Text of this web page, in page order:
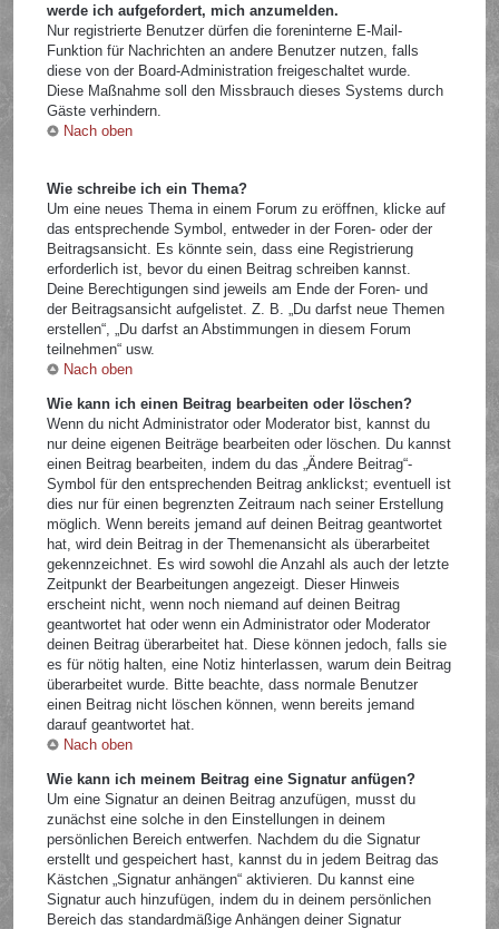
werde ich aufgefordert, mich anzumelden.
Nur registrierte Benutzer dürfen die foreninterne E-Mail-
Funktion für Nachrichten an andere Benutzer nutzen, falls
diese von der Board-Administration freigeschaltet wurde.
Diese Maßnahme soll den Missbrauch dieses Systems durch
Gäste verhindern.
Nach oben
Wie schreibe ich ein Thema?
Um eine neues Thema in einem Forum zu eröffnen, klicke auf
das entsprechende Symbol, entweder in der Foren- oder der
Beitragsansicht. Es könnte sein, dass eine Registrierung
erforderlich ist, bevor du einen Beitrag schreiben kannst.
Deine Berechtigungen sind jeweils am Ende der Foren- und
der Beitragsansicht aufgelistet. Z. B. „Du darfst neue Themen
erstellen“, „Du darfst an Abstimmungen in diesem Forum
teilnehmen“ usw.
Nach oben
Wie kann ich einen Beitrag bearbeiten oder löschen?
Wenn du nicht Administrator oder Moderator bist, kannst du
nur deine eigenen Beiträge bearbeiten oder löschen. Du kannst
einen Beitrag bearbeiten, indem du das „Ändere Beitrag“-
Symbol für den entsprechenden Beitrag anklickst; eventuell ist
dies nur für einen begrenzten Zeitraum nach seiner Erstellung
möglich. Wenn bereits jemand auf deinen Beitrag geantwortet
hat, wird dein Beitrag in der Themenansicht als überarbeitet
gekennzeichnet. Es wird sowohl die Anzahl als auch der letzte
Zeitpunkt der Bearbeitungen angezeigt. Dieser Hinweis
erscheint nicht, wenn noch niemand auf deinen Beitrag
geantwortet hat oder wenn ein Administrator oder Moderator
deinen Beitrag überarbeitet hat. Diese können jedoch, falls sie
es für nötig halten, eine Notiz hinterlassen, warum dein Beitrag
überarbeitet wurde. Bitte beachte, dass normale Benutzer
einen Beitrag nicht löschen können, wenn bereits jemand
darauf geantwortet hat.
Nach oben
Wie kann ich meinem Beitrag eine Signatur anfügen?
Um eine Signatur an deinen Beitrag anzufügen, musst du
zunächst eine solche in den Einstellungen in deinem
persönlichen Bereich entwerfen. Nachdem du die Signatur
erstellt und gespeichert hast, kannst du in jedem Beitrag das
Kästchen „Signatur anhängen“ aktivieren. Du kannst eine
Signatur auch hinzufügen, indem du in deinem persönlichen
Bereich das standardmäßige Anhängen deiner Signatur